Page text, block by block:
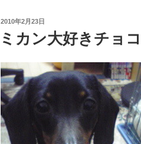
投
日:
2010年2月23日
ミカン大好きチョ